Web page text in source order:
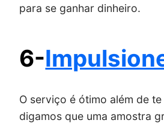
para se ganhar dinheiro.
6-
O serviço é ótimo além de
digamos que uma amostra